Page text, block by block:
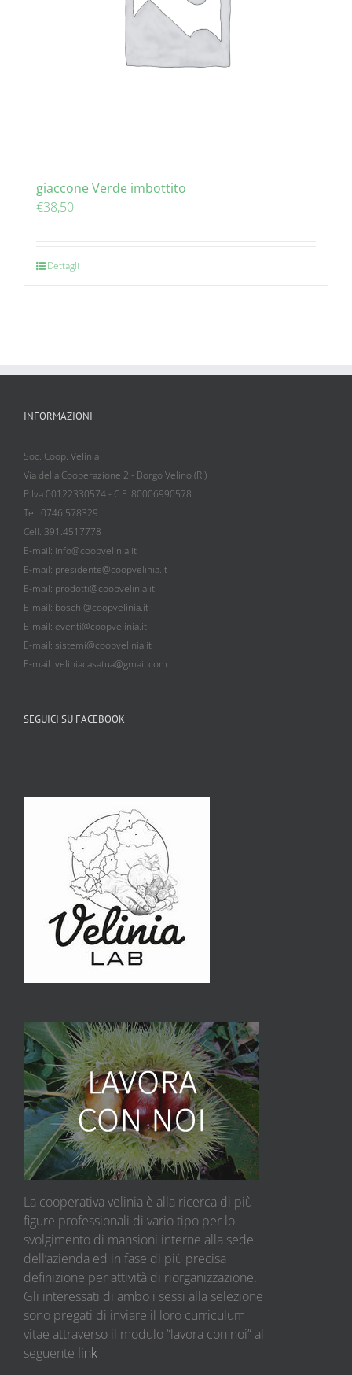
giaccone Verde imbottito
€38,50
Dettagli
INFORMAZIONI
Soc. Coop. Velinia
Via della Cooperazione 2 - Borgo Velino (RI)
P.Iva 00122330574 - C.F. 80006990578
Tel. 0746.578329
Cell. 391.4517778
E-mail: info@coopvelinia.it
E-mail: presidente@coopvelinia.it
E-mail: prodotti@coopvelinia.it
E-mail: boschi@coopvelinia.it
E-mail: eventi@coopvelinia.it
E-mail: sistemi@coopvelinia.it
E-mail: veliniacasatua@gmail.com
SEGUICI SU FACEBOOK
La cooperativa velinia è alla ricerca di più
figure professionali di vario tipo per lo
svolgimento di mansioni interne alla sede
dell’azienda ed in fase di più precisa
definizione per attività di riorganizzazione.
Gli interessati di ambo i sessi alla selezione
sono pregati di inviare il loro curriculum
vitae attraverso il modulo “lavora con noi” al
seguente link